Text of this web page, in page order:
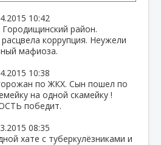
10:42
район.
коррупция. Неужели
мафиоза.
10:38
по ЖКХ. Сын пошел по
на одной скамейку !
победит.
08:35
хате с туберкулёзниками и